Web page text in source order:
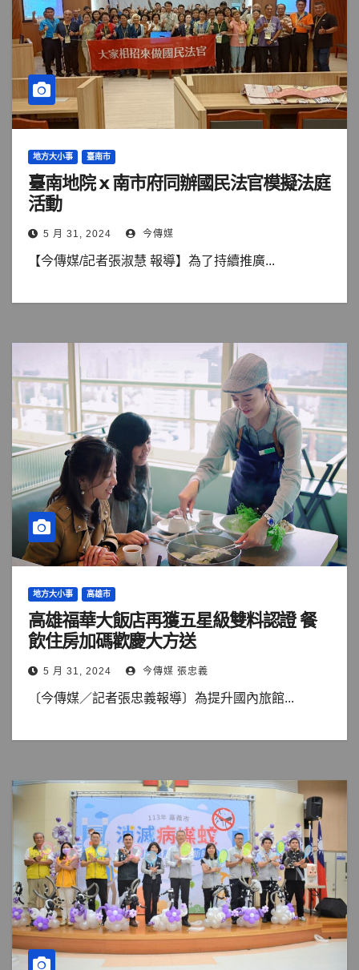
地方大小事 臺南市
臺南地院 x 南市府同辦國民法官模擬法庭
活動
5 月 31, 2024 今傳媒
【今傳媒/記者張淑慧 報導】為了持續推廣...
地方大小事 高雄市
高雄福華大飯店再獲五星級雙料認證 餐
飲住房加碼歡慶大方送
5 月 31, 2024 今傳媒 張忠義
〔今傳媒／記者張忠義報導〕為提升國內旅館...